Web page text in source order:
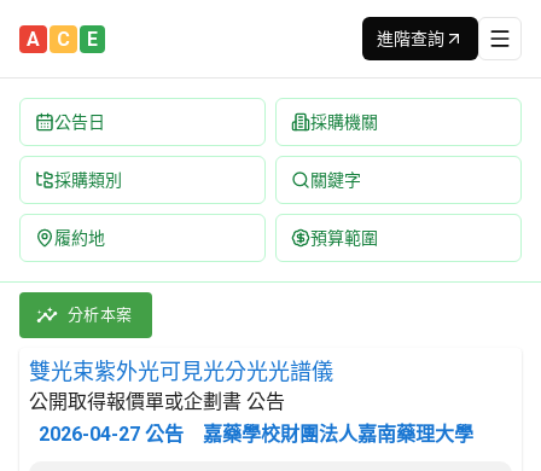
A C E 進階查詢
公告日 採購機關
採購類別 關鍵字
履約地 預算範圍
雙光束紫外光可見光分光光譜儀 招標公告 | 案號：
採購類別：財物類 做為測量、檢查、航行及其他目的用之
分析本案
雙光束紫外光可見光分光光譜儀
公開取得報價單或企劃書 公告
2026-04-27 公告 嘉藥學校財團法人嘉南藥理大學